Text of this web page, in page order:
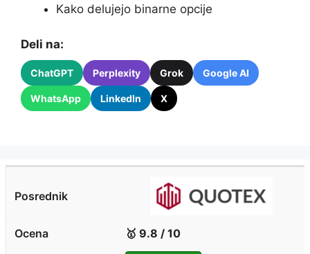
Kako delujejo binarne opcije
Deli na:
ChatGPT Perplexity Grok Google AI
WhatsApp LinkedIn X
🥇 9.8 / 10